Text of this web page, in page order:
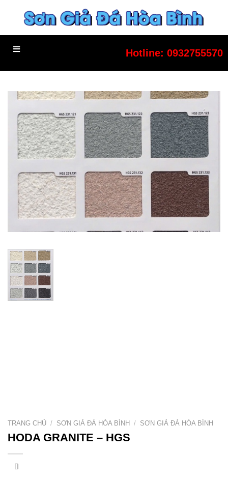
Hotline: 0932755570
TRANG CHỦ / SƠN GIẢ ĐÁ HÒA BÌNH / SƠN GIẢ ĐÁ HÒA BÌNH
HODA GRANITE – HGS